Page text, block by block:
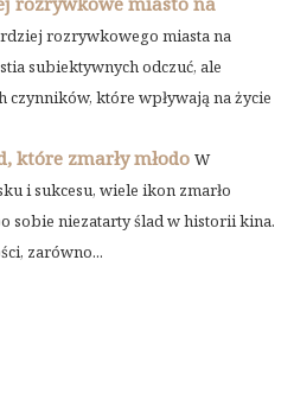
rozrywkowego miasta na
subiektywnych odczuć, ale
czynników, które wpływają na życie
które zmarły młodo W
i sukcesu, wiele ikon zmarło
sobie niezatarty ślad w historii kina.
zarówno...